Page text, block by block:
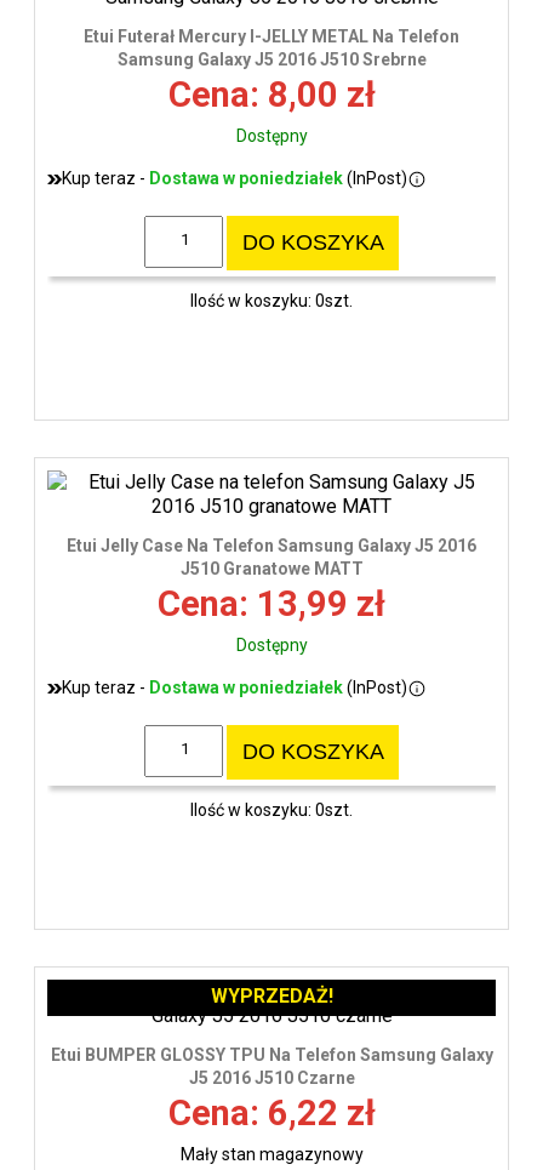
Etui Futerał Mercury I-JELLY METAL Na Telefon
Samsung Galaxy J5 2016 J510 Srebrne
Cena: 8,00 zł
Dostępny
Kup teraz - Dostawa w poniedziałek(InPost)
DO KOSZYKA
Ilość w koszyku: 0szt.
Etui Jelly Case Na Telefon Samsung Galaxy J5 2016
J510 Granatowe MATT
Cena: 13,99 zł
Dostępny
Kup teraz - Dostawa w poniedziałek(InPost)
DO KOSZYKA
Ilość w koszyku: 0szt.
Etui BUMPER GLOSSY TPU Na Telefon Samsung Galaxy
J5 2016 J510 Czarne
Cena: 6,22 zł
Mały stan magazynowy
WYPRZEDAŻ!